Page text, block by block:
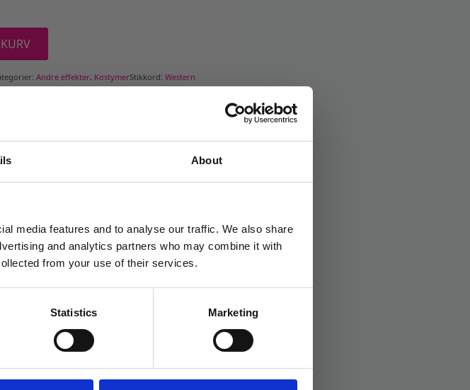
About
media features and to analyse our traffic. We also share
and analytics partners who may combine it with
from your use of their services.
Statistics Marketing
Andre effekter, KostymerStikkord:Western
og masse
i innboksen
få brev fra dere!